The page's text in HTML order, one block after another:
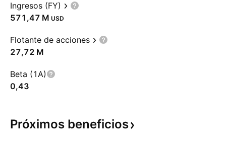
Ingresos (FY)
‪571,47 M‬ USD
Flotante de acciones
‪27,72 M‬
Beta (1A)
0,43
Próximos beneficios